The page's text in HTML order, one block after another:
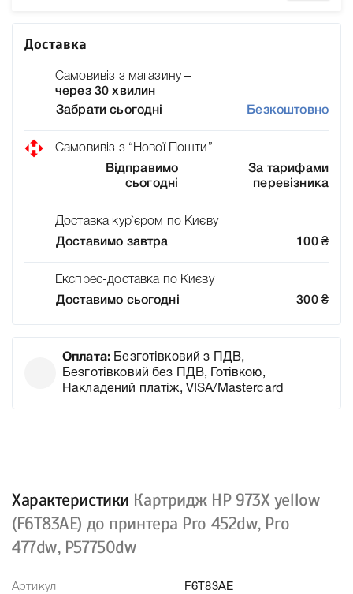
Доставка
Самовивіз з магазину –
через 30 хвилин
Забрати сьогодні
Безкоштовно
Самовивіз з “Нової Пошти”
Відправимо
сьогодні
За тарифами
перевізника
Доставка кур`єром по Києву
Доставимо завтра
100 ₴
Експрес-доставка по Києву
Доставимо сьогодні
300 ₴
Оплата: Безготівковий з ПДВ,
Безготівковий без ПДВ, Готівкою,
Накладений платіж, VISA/Mastercard
Характеристики Картридж HP 973X yellow
(F6T83AE) до принтера Pro 452dw, Pro
477dw, P57750dw
Артикул F6T83AE